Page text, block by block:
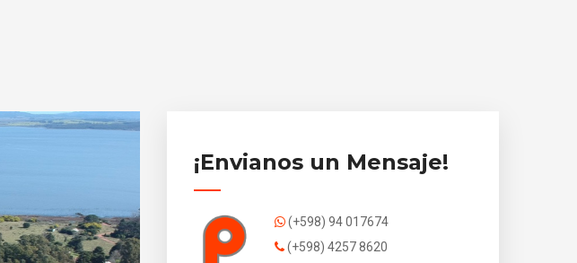
¡Envianos un Mensaje!
(+598) 94 017674
(+598) 4257 8620